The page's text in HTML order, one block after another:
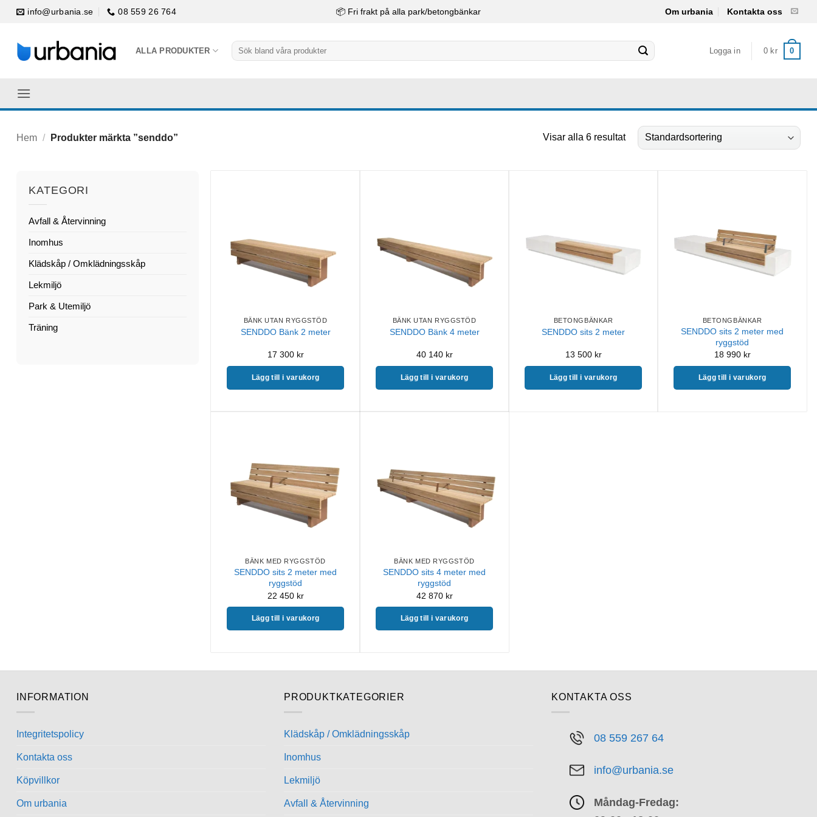
Skip
info@urbania.se 08 559 26 764 📦 Fri frakt på alla park/betongbänkar Om urbania Kontakta oss
ALLA PRODUKTER
Sök
efter:
Logga in 0 kr 0
Hem / Produkter märkta ”senddo” Visar alla 6 resultat
KATEGORI
Avfall & Återvinning
Inomhus
Klädskåp / Omklädningsskåp
Lekmiljö
Park & Utemiljö
Träning
BÄNK UTAN RYGGSTÖD
SENDDO Bänk 2 meter
17 300 kr
Lägg till i varukorg
BÄNK UTAN RYGGSTÖD
SENDDO Bänk 4 meter
40 140 kr
Lägg till i varukorg
BETONGBÄNKAR
SENDDO sits 2 meter
13 500 kr
Lägg till i varukorg
BETONGBÄNKAR
SENDDO sits 2 meter med
ryggstöd
18 990 kr
Lägg till i varukorg
BÄNK MED RYGGSTÖD
SENDDO sits 2 meter med
ryggstöd
22 450 kr
Lägg till i varukorg
BÄNK MED RYGGSTÖD
SENDDO sits 4 meter med
ryggstöd
42 870 kr
Lägg till i varukorg
INFORMATION
Integritetspolicy
Kontakta oss
Köpvillkor
Om urbania
PRODUKTKATEGORIER
Klädskåp / Omklädningsskåp
Inomhus
Lekmiljö
Avfall & Återvinning
KONTAKTA OSS
08 559 267 64
info@urbania.se
Måndag-Fredag: